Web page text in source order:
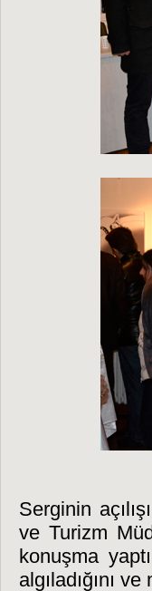
Serginin
ve Turizm
konuşma
algıladığını